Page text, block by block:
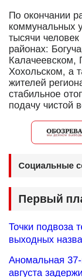
По окончании
коммунальных
тысячи
районах:
Калачеевском,
Хохольском, а
жителей
стабильное
подачу чистой
Социальные
Первый
Точки подвоза
выходных
Аномальная
августа